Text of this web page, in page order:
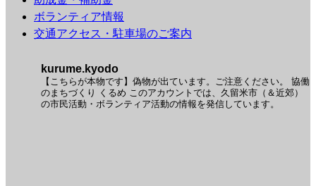
ボランティア情報
交通アクセス・駐車場のご案内
kurume.kyodo
【こちらが本物です】偽物が出ています。ご注意ください。
協働
のまちづくり くるめ このアカウントでは、久留米市（＆近郊）
の市民活動・ボランティア活動の情報を発信しています。